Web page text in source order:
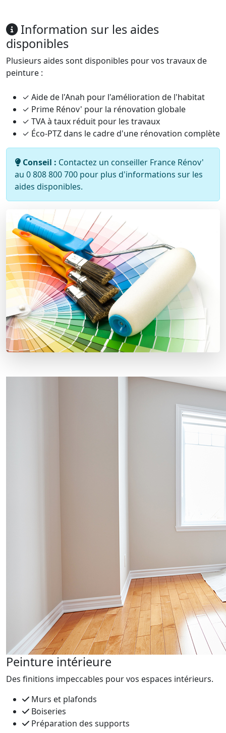
Information sur les aides
disponibles
Plusieurs aides sont disponibles pour vos travaux de
peinture :
✓ Aide de l'Anah pour l'amélioration de l'habitat
✓ Prime Rénov' pour la rénovation globale
✓ TVA à taux réduit pour les travaux
✓ Éco-PTZ dans le cadre d'une rénovation complète
Conseil : Contactez un conseiller France Rénov'
au 0 808 800 700 pour plus d'informations sur les
aides disponibles.
Peinture intérieure
Des finitions impeccables pour vos espaces intérieurs.
Murs et plafonds
Boiseries
Préparation des supports